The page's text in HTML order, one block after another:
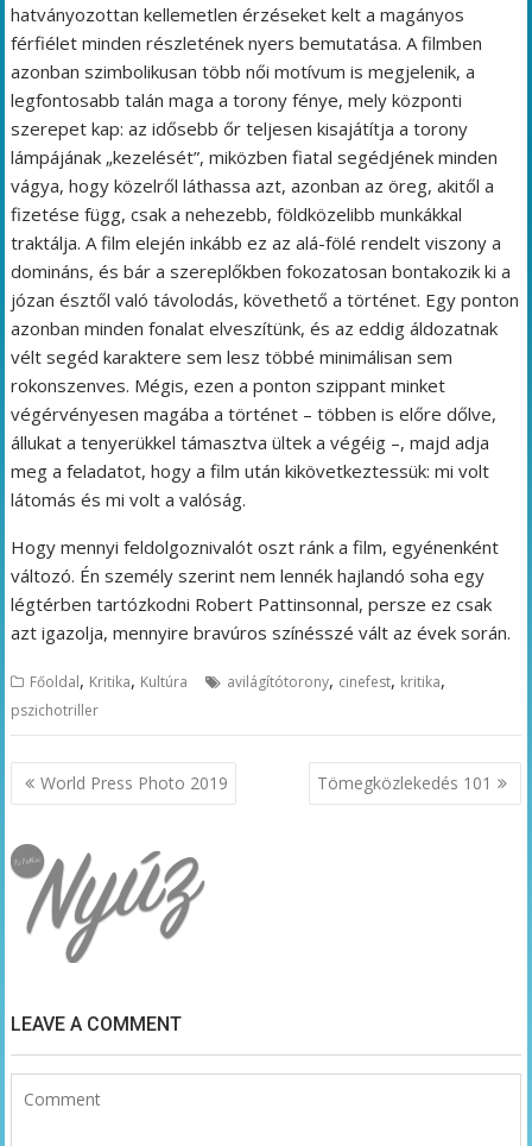
hatványozottan kellemetlen érzéseket kelt a magányos
férfiélet minden részletének nyers bemutatása. A filmben
azonban szimbolikusan több női motívum is megjelenik, a
legfontosabb talán maga a torony fénye, mely központi
szerepet kap: az idősebb őr teljesen kisajátítja a torony
lámpájának „kezelését”, miközben fiatal segédjének minden
vágya, hogy közelről láthassa azt, azonban az öreg, akitől a
fizetése függ, csak a nehezebb, földközelibb munkákkal
traktálja. A film elején inkább ez az alá-fölé rendelt viszony a
domináns, és bár a szereplőkben fokozatosan bontakozik ki a
józan észtől való távolodás, követhető a történet. Egy ponton
azonban minden fonalat elveszítünk, és az eddig áldozatnak
vélt segéd karaktere sem lesz többé minimálisan sem
rokonszenves. Mégis, ezen a ponton szippant minket
végérvényesen magába a történet – többen is előre dőlve,
állukat a tenyerükkel támasztva ültek a végéig –, majd adja
meg a feladatot, hogy a film után kikövetkeztessük: mi volt
látomás és mi volt a valóság.
Hogy mennyi feldolgoznivalót oszt ránk a film, egyénenként
változó. Én személy szerint nem lennék hajlandó soha egy
légtérben tartózkodni Robert Pattinsonnal, persze ez csak
azt igazolja, mennyire bravúros színésszé vált az évek során.
Főoldal, Kritika, Kultúra avilágítótorony, cinefest, kritika,
pszichotriller
Bejegyzés
navigáció
World Press Photo 2019 Tömegközlekedés 101
LEAVE A COMMENT